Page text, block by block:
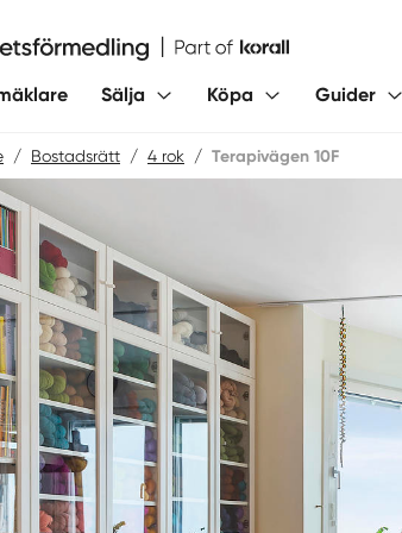
Sälja Köpa Guider
/ Bostadsrätt / 4 rok / Terapivägen 10F